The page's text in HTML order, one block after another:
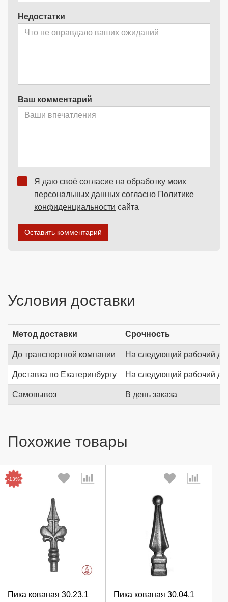
Недостатки
Ваш комментарий
Я даю своё согласие на обработку моих
персональных данных согласно Политике
конфиденциальности сайта
Оставить комментарий
Условия доставки
Метод доставки Срочность
До транспортной компании На следующий рабочий
Доставка по Екатеринбургу На следующий рабочий
Самовывоз В день заказа
Похожие товары
Пика кованая 30.23.1
-13%
Выберите количество:
Пика кованая 30.04.1
Выберите количество: